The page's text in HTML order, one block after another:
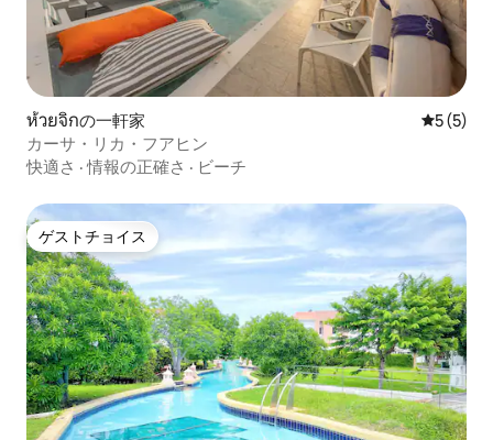
ห้วยจิกの一軒家 レビュー
5 (5)
カーサ・リカ・フアヒン
快適さ ·情報の正確さ · ビーチ
ゲストチョイス
ゲストチョイス